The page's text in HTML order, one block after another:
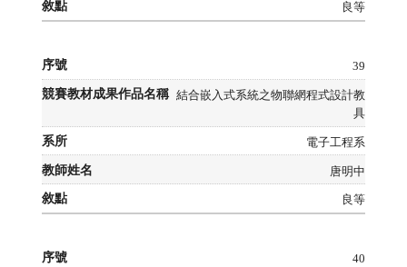
良等
39
結合嵌入式系統之物聯網程式設計教
具
電子工程系
唐明中
良等
40